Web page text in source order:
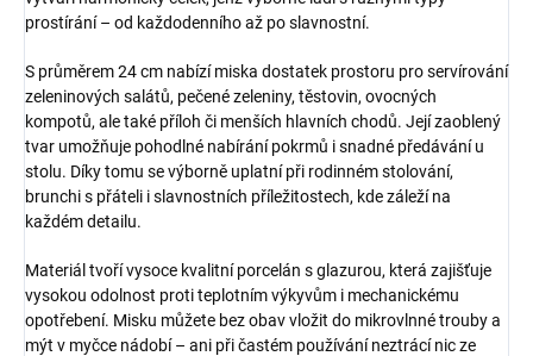
prostírání – od každodenního až po slavnostní.
S průměrem 24 cm nabízí miska dostatek prostoru pro servírování
zeleninových salátů, pečené zeleniny, těstovin, ovocných
kompotů, ale také příloh či menších hlavních chodů. Její zaoblený
tvar umožňuje pohodlné nabírání pokrmů i snadné předávání u
stolu. Díky tomu se výborně uplatní při rodinném stolování,
brunchi s přáteli i slavnostních příležitostech, kde záleží na
každém detailu.
Materiál tvoří vysoce kvalitní porcelán s glazurou, která zajišťuje
vysokou odolnost proti teplotním výkyvům i mechanickému
opotřebení. Misku můžete bez obav vložit do mikrovlnné trouby a
mýt v myčce nádobí – ani při častém používání neztrácí nic ze